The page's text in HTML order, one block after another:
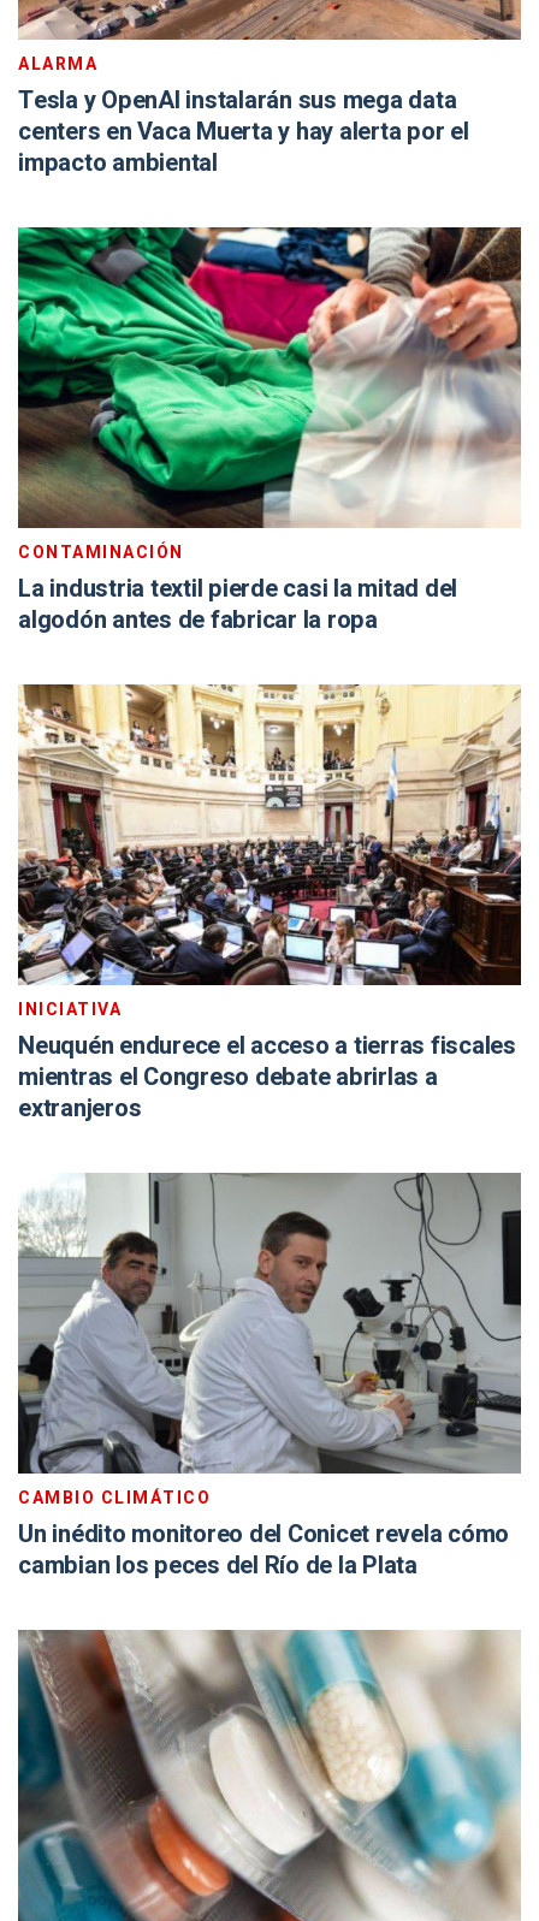
ALARMA
Tesla y OpenAI instalarán sus mega data
centers en Vaca Muerta y hay alerta por el
impacto ambiental
CONTAMINACIÓN
La industria textil pierde casi la mitad del
algodón antes de fabricar la ropa
INICIATIVA
Neuquén endurece el acceso a tierras fiscales
mientras el Congreso debate abrirlas a
extranjeros
CAMBIO CLIMÁTICO
Un inédito monitoreo del Conicet revela cómo
cambian los peces del Río de la Plata